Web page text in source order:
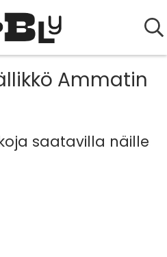
Ammatin
saatavilla näille